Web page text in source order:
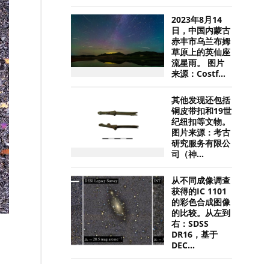
2023年8月14
日，中国内蒙古
赤丰市乌兰布姆
草原上的英仙座
流星雨。 图片
来源：Costf...
其他发现还包括
铜皮带扣和19世
纪纽扣等文物。
图片来源：考古
研究服务有限公
司（神...
从不同成像调查
获得的IC 1101
的彩色合成图像
的比较。从左到
右：SDSS
DR16，基于
DEC...